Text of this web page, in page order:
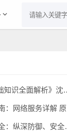
面解析》沈超 pdf电子书[10MB]
详解 原书第2版 pdf电子书[130MB]
全扫描与入侵检测 第2版 pdf电子书[49MB]